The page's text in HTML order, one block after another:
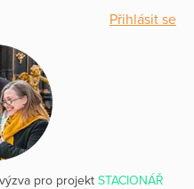
Přihlásit se
pro projekt STACIONÁŘ